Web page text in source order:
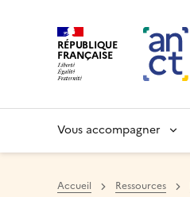
RÉPUBLIQUE
FRANÇAISE
Vous accompagner
Accueil Ressources